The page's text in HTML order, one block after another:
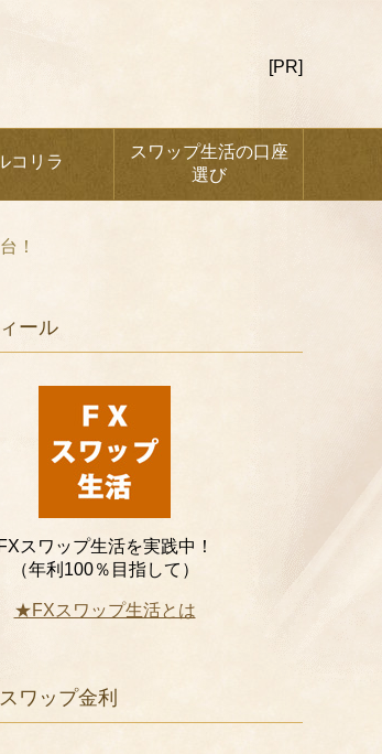
[PR]
コリラ
スワップ生活の口座
選び
！
ール
FXスワップ生活を実践中！
（年利100％目指して）
★FXスワップ生活とは
ワップ金利